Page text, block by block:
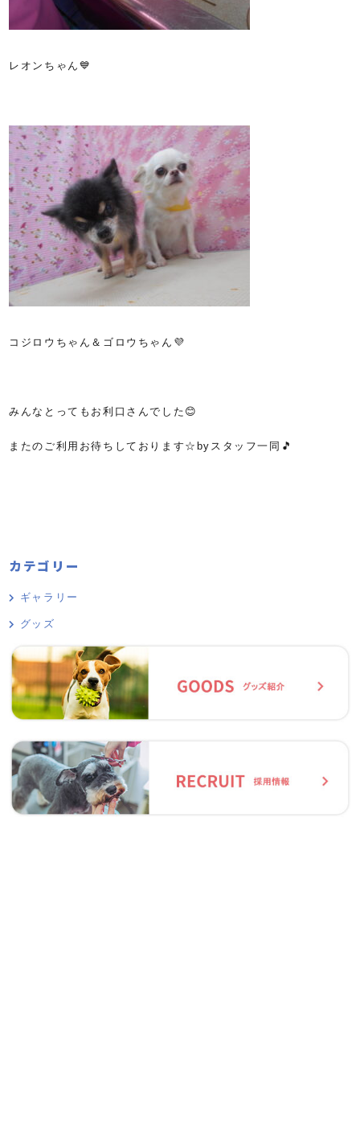
レオンちゃん💙
コジロウちゃん＆ゴロウちゃん💜
みんなとってもお利口さんでした😊
またのご利用お待ちしております☆byスタッフ一同🎵
カテゴリー
ギャラリー
グッズ